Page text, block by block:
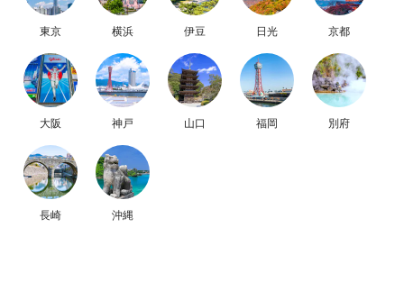
東京 横浜 伊豆 日光 京都
大阪 神戸 山口 福岡 別府
長崎 沖縄